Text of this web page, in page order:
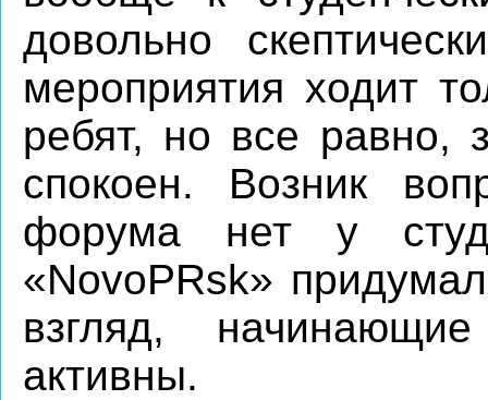
довольно
мероприятия ходит
ребят, но все равно,
спокоен. Возник
форума нет у
«NovoPRsk»
взгляд,
активны.